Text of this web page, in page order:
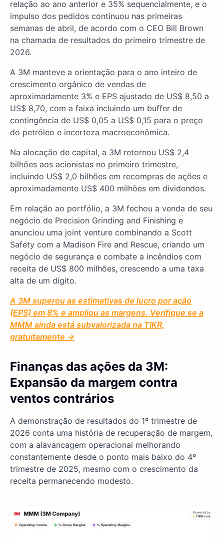
relação ao ano anterior e 35% sequencialmente, e o
impulso dos pedidos continuou nas primeiras
semanas de abril, de acordo com o CEO Bill Brown
na chamada de resultados do primeiro trimestre de
2026.
A 3M manteve a orientação para o ano inteiro de
crescimento orgânico de vendas de
aproximadamente 3% e EPS ajustado de US$ 8,50 a
US$ 8,70, com a faixa incluindo um buffer de
contingência de US$ 0,05 a US$ 0,15 para o preço
do petróleo e incerteza macroeconômica.
Na alocação de capital, a 3M retornou US$ 2,4
bilhões aos acionistas no primeiro trimestre,
incluindo US$ 2,0 bilhões em recompras de ações e
aproximadamente US$ 400 milhões em dividendos.
Em relação ao portfólio, a 3M fechou a venda de seu
negócio de Precision Grinding and Finishing e
anunciou uma joint venture combinando a Scott
Safety com a Madison Fire and Rescue, criando um
negócio de segurança e combate a incêndios com
receita de US$ 800 milhões, crescendo a uma taxa
alta de um dígito.
A 3M superou as estimativas de lucro por ação
(EPS) em 8% e ampliou as margens. Verifique se a
MMM ainda está subvalorizada na TIKR,
gratuitamente →
Finanças das ações da 3M:
Expansão da margem contra
ventos contrários
A demonstração de resultados do 1º trimestre de
2026 conta uma história de recuperação de margem,
com a alavancagem operacional melhorando
constantemente desde o ponto mais baixo do 4º
trimestre de 2025, mesmo com o crescimento da
receita permanecendo modesto.